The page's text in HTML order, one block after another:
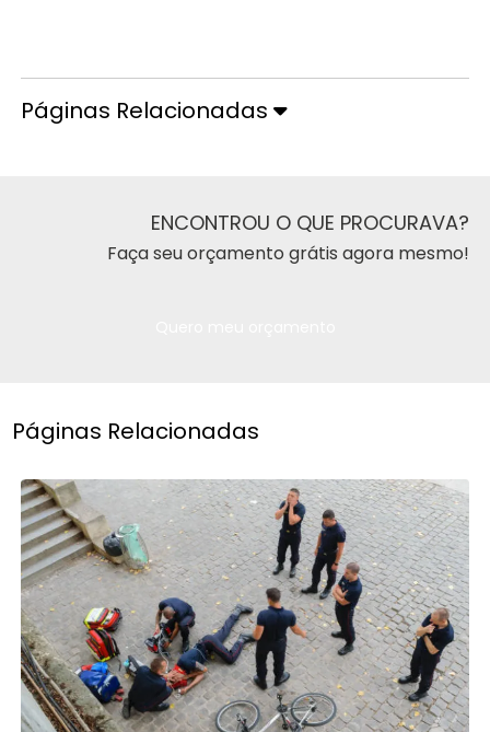
Páginas Relacionadas
ENCONTROU O QUE PROCURAVA?
Faça seu orçamento grátis agora mesmo!
Páginas Relacionadas